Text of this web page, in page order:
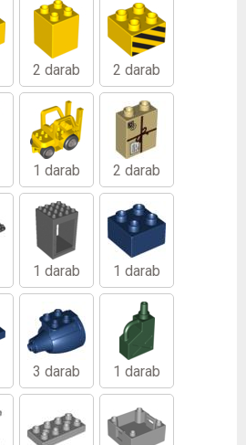
2 darab 2 darab
1 darab 2 darab
1 darab 1 darab
3 darab 1 darab